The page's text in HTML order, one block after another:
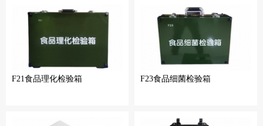
F21食品理化检验箱 F23食品细菌检验箱